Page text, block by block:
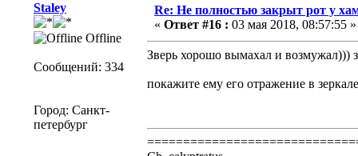
Staley
Offline
Сообщений: 334
Город: Санкт-
петербург
Re: Не полностью закрыт рот у
« Ответ #16 : 03 мая 2018, 08:57:55 »
Зверь хорошо вымахал и возмужал)))
покажите ему его отражение в